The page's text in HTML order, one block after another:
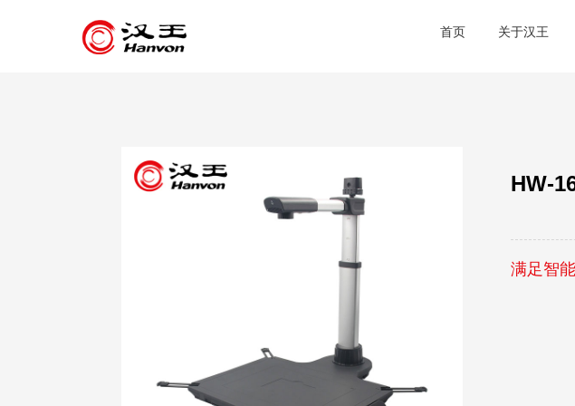
首页 关于汉王
HW-
满足智